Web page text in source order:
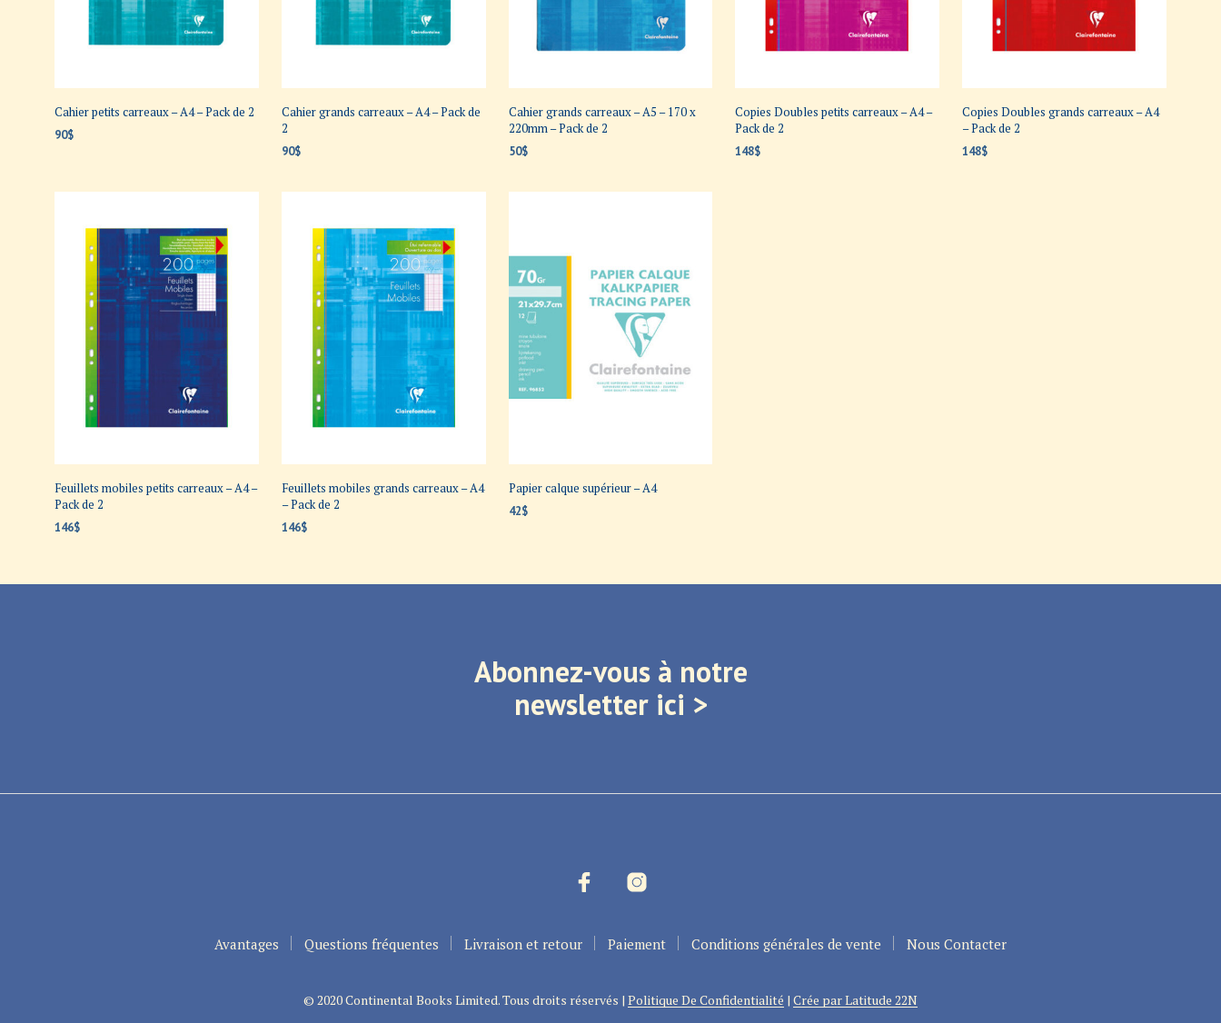
Cahier petits carreaux – A4 – Pack de 2
90$
Cahier grands carreaux – A4 – Pack de
2
90$
Cahier grands carreaux – A5 – 170 x
220mm – Pack de 2
50$
Copies Doubles petits carreaux – A4 –
Pack de 2
148$
Copies Doubles grands carreaux – A4
– Pack de 2
148$
Feuillets mobiles petits carreaux – A4 –
Pack de 2
146$
Feuillets mobiles grands carreaux – A4
– Pack de 2
146$
Papier calque supérieur – A4
42$
Abonnez-vous à notre
newsletter ici >
Avantages Questions fréquentes Livraison et retour Paiement Conditions générales de vente Nous Contacter
© 2020 Continental Books Limited. Tous droits réservés | Politique De Confidentialité | Crée par Latitude 22N